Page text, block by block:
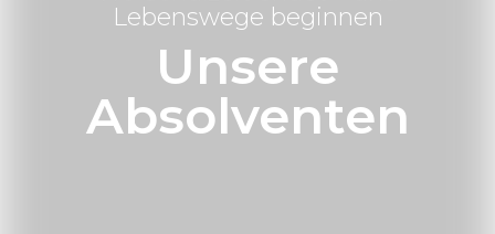
Lebenswege beginnen
Unsere
Absolventen